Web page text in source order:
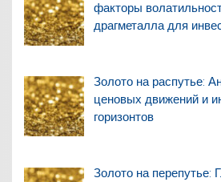
факторы
драгметалла для
Золото на распутье:
ценовых движений и
горизонтов
Золото на перепутье: